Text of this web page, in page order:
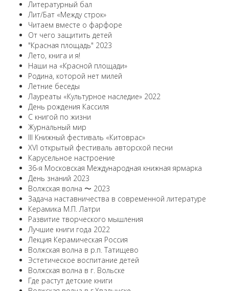
Литературный бал
Лит/Бат «Между строк»
Читаем вместе о фарфоре
От чего защитить детей
"Красная площадь" 2023
Лето, книга и я!
Наши на «Красной площади»
Родина, которой нет милей
Летние беседы
Лауреаты «Культурное наследие» 2022
День рождения Кассиля
С книгой по жизни
Журнальный мир
III Книжный фестиваль «Китоврас»
ХVI открытый фестиваль авторской песни
Карусельное настроение
36-я Московская Международная книжная ярмарка
День знаний 2023
Волжская волна 〜 2023
Задача наставничества в современной литературе
Керамика М.П. Латри
Развитие творческого мышления
Лучшие книги года 2022
Лекция Керамическая Россия
Волжская волна в р.п. Татищево
Эстетическое воспитание детей
Волжская волна в г. Вольске
Где растут детские книги